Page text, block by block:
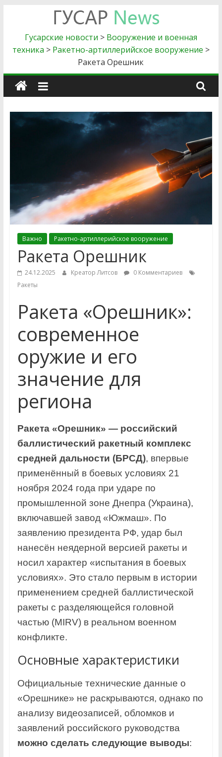
contentГусарские
новости
Главные
новости
силового
блока
Гусарские новости > Вооружение и военная
техника > Ракетно-артиллерийское вооружение >
Ракета Орешник
Важно Ракетно-артиллерийское вооружение
Ракета Орешник
24.12.2025 Креатор Литсов
0 Комментариев
Ракеты
Ракета «Орешник»:
современное
оружие и его
значение для
региона
Ракета «Орешник» — российский
баллистический ракетный комплекс
средней дальности (БРСД), впервые
применённый в боевых условиях 21
ноября 2024 года при ударе по
промышленной зоне Днепра (Украина),
включавшей завод «Южмаш». По
заявлению президента РФ, удар был
нанесён неядерной версией ракеты и
носил характер «испытания в боевых
условиях». Это стало первым в истории
применением средней баллистической
ракеты с разделяющейся головной
частью (MIRV) в реальном военном
конфликте.
Основные характеристики
Официальные технические данные о
«Орешнике» не раскрываются, однако по
анализу видеозаписей, обломков и
заявлений российского руководства
можно сделать следующие выводы: